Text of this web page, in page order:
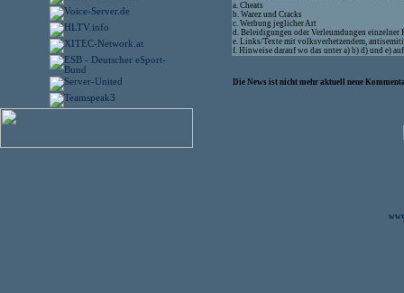
a. Cheats
b. Warez und Cracks
c. Werbung jeglicher Art
d. Beleidigungen oder Verleumdungen einzelner
e. Links/Texte mit volksverhetzendem,
f. Hinweise darauf wo das unter a) b) d) und e)
Die News ist nicht mehr aktuell neue